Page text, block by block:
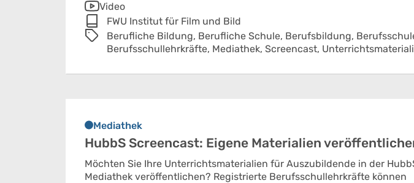
Video
FWU Institut für Film und Bild
Berufliche Bildung, Berufliche Schule, Berufsbildung,
Berufsschullehrkräfte, Mediathek, Screencast,
Mediathek
HubbS Screencast: Eigene Materialien
Möchten Sie Ihre Unterrichtsmaterialien für Auszubildende in der
Mediathek veröffentlichen? Registrierte Berufsschullehrkräfte können